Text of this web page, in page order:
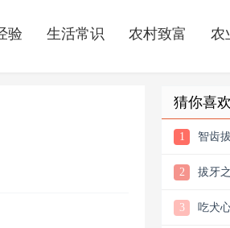
验 生活常识 农村致富 农
猜你喜
1 智齿
2 拔牙
3 吃犬